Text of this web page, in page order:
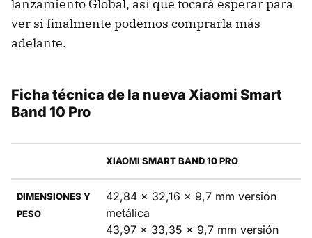
lanzamiento Global, así que tocará esperar para
ver si finalmente podemos comprarla más
adelante.
Ficha técnica de la nueva Xiaomi Smart
Band 10 Pro
XIAOMI SMART BAND 10 PRO
DIMENSIONES Y
PESO
42,84 x 32,16 x 9,7 mm versión
metálica
43,97 x 33,35 x 9,7 mm versión